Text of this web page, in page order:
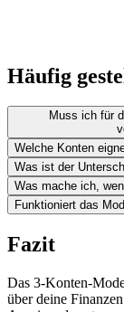
Häufig
Muss ich für
Welche Konten
Was ist der
Was mache ich,
Funktioniert das
Fazit
Das 3-Konten-
über deine